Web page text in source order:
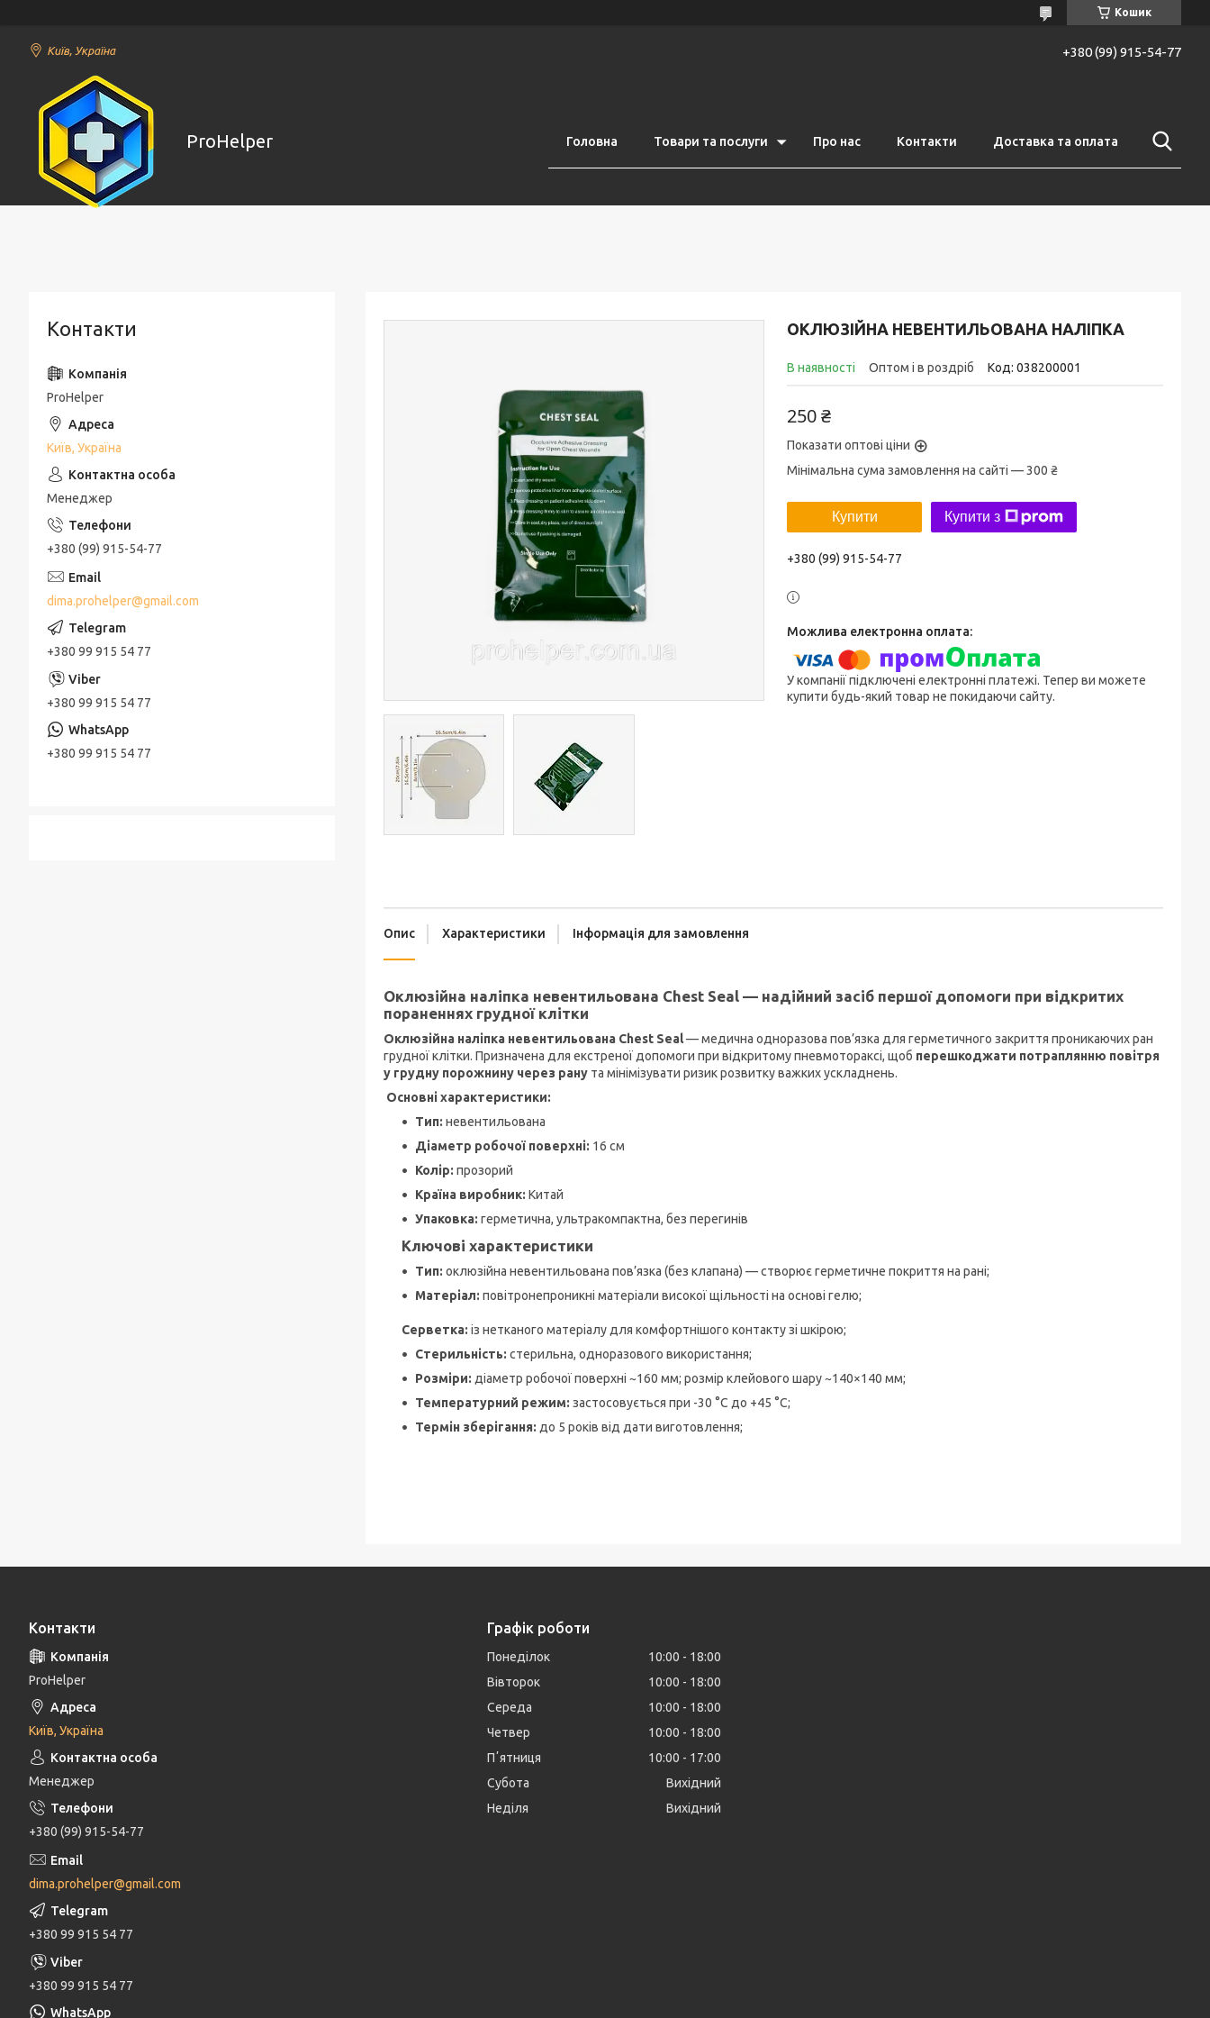
Кошик
Київ, Україна +380 (99) 915-54-77
ProHelper Головна Товари та послуги Про нас Контакти Доставка та оплата
ОКЛЮЗІЙНА НЕВЕНТИЛЬОВАНА НАЛІПКА
В наявності Оптом і в роздріб Код: 038200001
250 ₴
Показати оптові ціни
Мінімальна сума замовлення на сайті — 300 ₴
Купити Купити з
+380 (99) 915-54-77
У компанії підключені електронні платежі. Тепер ви можете
купити будь-який товар не покидаючи сайту.
Опис Характеристики Інформація для замовлення
Оклюзійна наліпка невентильована Chest Seal — надійний засіб першої допомоги при відкритих
пораненнях грудної клітки
Оклюзійна наліпка невентильована Chest Seal— медична одноразова пов’язка для герметичного закриття проникаючих ран
грудної клітки. Призначена для екстреної допомоги при відкритому пневмотораксі, щоб перешкоджати потраплянню повітря
у грудну порожнину через рану та мінімізувати ризик розвитку важких ускладнень.
Основні характеристики:
Тип: невентильована
Діаметр робочої поверхні: 16 см
Колір: прозорий
Країна виробник: Китай
Упаковка: герметична, ультракомпактна, без перегинів
Ключові характеристики
Тип: оклюзійна невентильована пов’язка (без клапана) — створює герметичне покриття на рані;
Матеріал: повітронепроникні матеріали високої щільності на основі гелю;
Серветка: із нетканого матеріалу для комфортнішого контакту зі шкірою;
Стерильність: стерильна, одноразового використання;
Розміри: діаметр робочої поверхні ~160 мм; розмір клейового шару ~140×140 мм;
Температурний режим: застосовується при -30 °C до +45 °C;
Термін зберігання: до 5 років від дати виготовлення;
Контакти
ProHelper
Київ, Україна
Менеджер
+380 (99) 915-54-77
dima.prohelper@gmail.com
+380 99 915 54 77
+380 99 915 54 77
+380 99 915 54 77
Контакти
ProHelper
Київ, Україна
Менеджер
+380 (99) 915-54-77
dima.prohelper@gmail.com
+380 99 915 54 77
+380 99 915 54 77
Графік роботи
Понеділок 10:00
18:00
Вівторок
10:00
18:00
Середа
10:00
18:00
Четвер
10:00
18:00
Пʼятниця
10:00
17:00
Субота
Вихідний
Неділя
Вихідний